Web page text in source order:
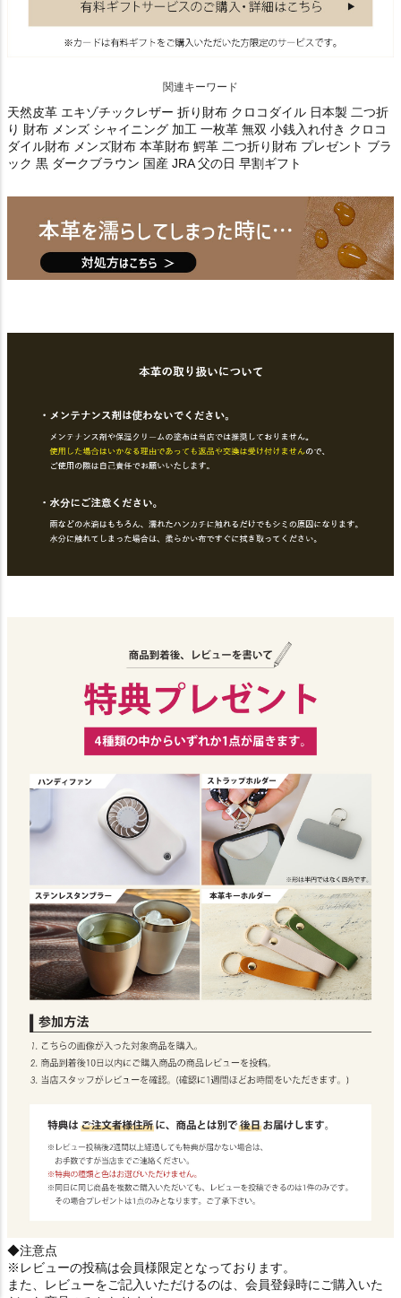
関連キーワード
天然皮革 エキゾチックレザー 折り財布 クロコダイル 日本製 二つ折
り 財布 メンズ シャイニング 加工 一枚革 無双 小銭入れ付き クロコ
ダイル財布 メンズ財布 本革財布 鰐革 二つ折り財布 プレゼント ブラ
ック 黒 ダークブラウン 国産 JRA 父の日 早割ギフト
◆注意点
※レビューの投稿は会員様限定となっております。
また、レビューをご記入いただけるのは、会員登録時にご購入いた